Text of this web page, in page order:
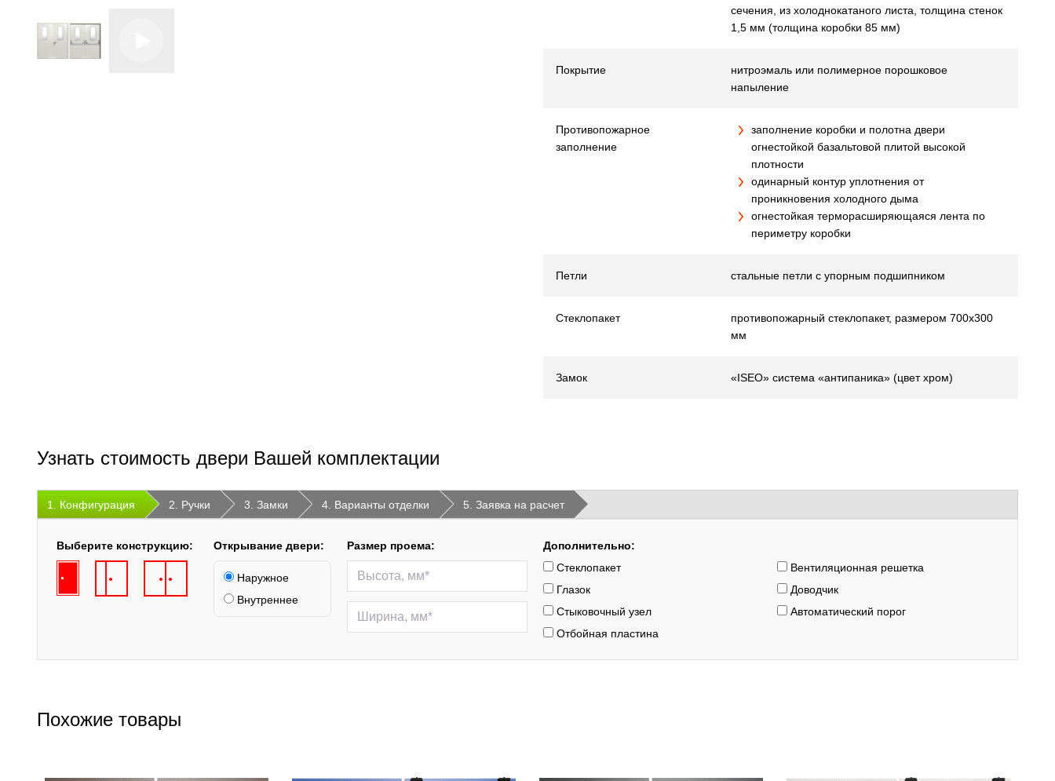
сечения, из холоднокатаного листа, толщина стенок
1,5 мм (толщина коробки 85 мм)
Покрытие
нитроэмаль или полимерное порошковое
напыление
Противопожарное
заполнение
заполнение коробки и полотна двери
огнестойкой базальтовой плитой высокой
плотности
одинарный контур уплотнения от
проникновения холодного дыма
огнестойкая терморасширяющаяся лента по
периметру коробки
Петли стальные петли с упорным подшипником
Стеклопакет
противопожарный стеклопакет, размером 700х300
мм
Замок «ISEO» система «антипаника» (цвет хром)
Узнать стоимость двери Вашей комплектации
1. Конфигурация 2. Ручки 3. Замки 4. Варианты отделки 5. Заявка на расчет
Выберите конструкцию: Открывание двери:
Наружное
Внутреннее
Размер проема:
Дополнительно:
Стеклопакет
Вентиляционная решетка
Глазок
Доводчик
Стыковочный узел
Автоматический порог
Отбойная пластина
Похожие товары